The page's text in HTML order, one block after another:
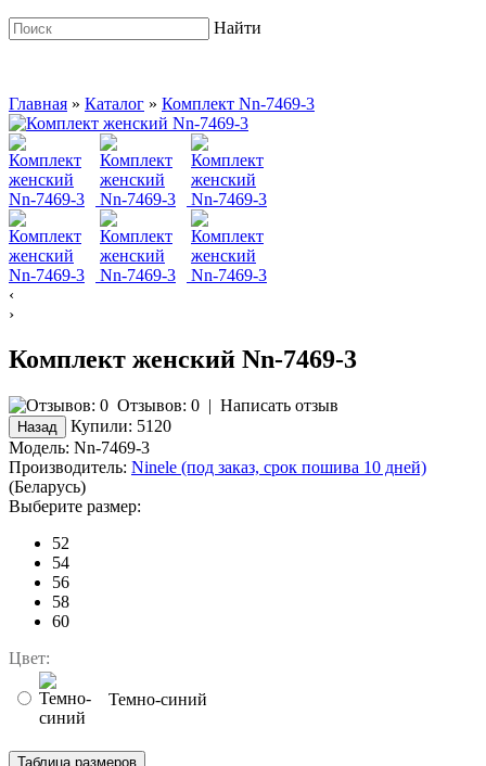
Найти
Главная » Каталог » Комплект Nn-7469-3
‹
›
Комплект женский Nn-7469-3
Отзывов: 0 | Написать отзыв
Купили: 5120
Модель: Nn-7469-3
Производитель: Ninele (под заказ, срок пошива 10 дней)
(Беларусь)
Выберите размер:
52
54
56
58
60
Цвет:
Темно-синий